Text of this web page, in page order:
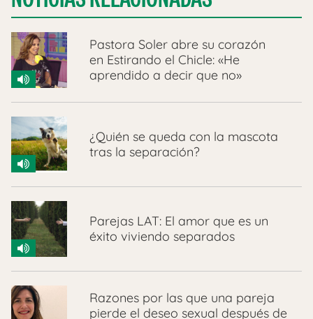
Pastora Soler abre su corazón
en Estirando el Chicle: «He
aprendido a decir que no»
¿Quién se queda con la mascota
tras la separación?
Parejas LAT: El amor que es un
éxito viviendo separados
Razones por las que una pareja
pierde el deseo sexual después de